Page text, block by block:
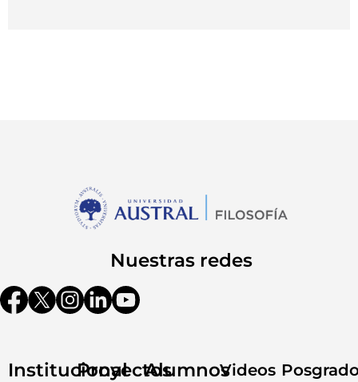
Nuestras redes
Institucional
ProyectosAlumnosVideos